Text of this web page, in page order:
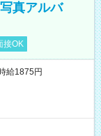
真アルバ
接OK
給1875円